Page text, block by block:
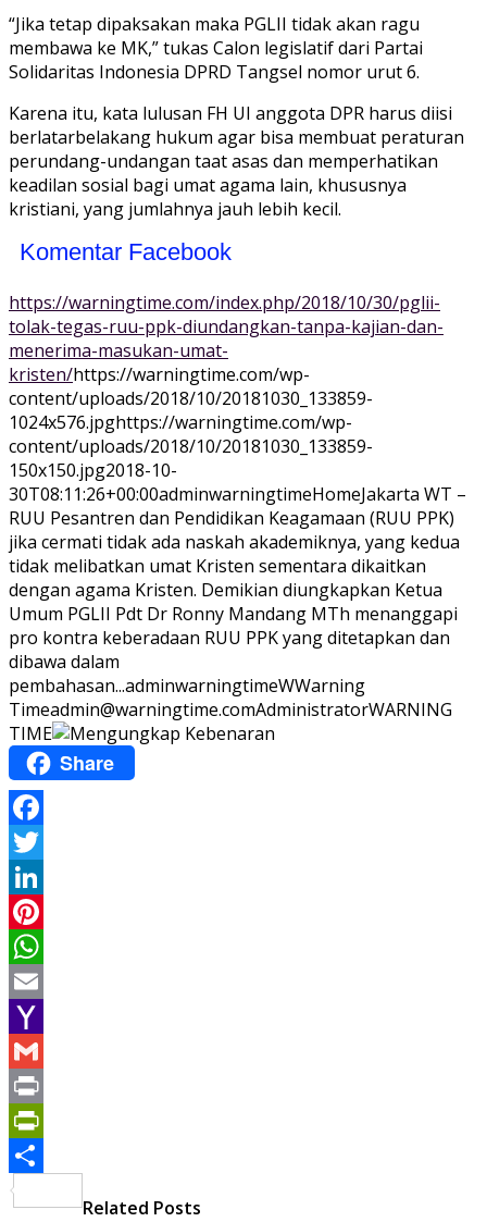
“Jika tetap dipaksakan maka PGLII tidak akan ragu
membawa ke MK,” tukas Calon legislatif dari Partai
Solidaritas Indonesia DPRD Tangsel nomor urut 6.
Karena itu, kata lulusan FH UI anggota DPR harus diisi
berlatarbelakang hukum agar bisa membuat peraturan
perundang-undangan taat asas dan memperhatikan
keadilan sosial bagi umat agama lain, khususnya
kristiani, yang jumlahnya jauh lebih kecil.
Komentar Facebook
https://warningtime.com/index.php/2018/10/30/pglii-
tolak-tegas-ruu-ppk-diundangkan-tanpa-kajian-dan-
menerima-masukan-umat-
kristen/https://warningtime.com/wp-
content/uploads/2018/10/20181030_133859-
1024x576.jpghttps://warningtime.com/wp-
content/uploads/2018/10/20181030_133859-
150x150.jpg2018-10-
30T08:11:26+00:00adminwarningtimeHomeJakarta WT –
RUU Pesantren dan Pendidikan Keagamaan (RUU PPK)
jika cermati tidak ada naskah akademiknya, yang kedua
tidak melibatkan umat Kristen sementara dikaitkan
dengan agama Kristen. Demikian diungkapkan Ketua
Umum PGLII Pdt Dr Ronny Mandang MTh menanggapi
pro kontra keberadaan RUU PPK yang ditetapkan dan
dibawa dalam
pembahasan...adminwarningtimeWWarning
Timeadmin@warningtime.comAdministratorWARNING
TIME
Share
Facebook
Twitter
LinkedIn
Pinterest
WhatsApp
Email
Yahoo
Mail
Gmail
Print
PrintFriendly
Related Posts